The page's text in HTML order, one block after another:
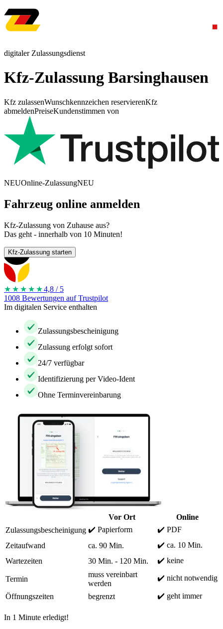
digitaler Zulassungsdienst
Kfz-Zulassung Barsinghausen
Kfz zulassenWunschkennzeichen reservierenKfz
abmeldenPreiseKundenstimmen von
NEUOnline-ZulassungNEU
Fahrzeug online anmelden
Kfz-Zulassung von Zuhause aus?
Das geht - innerhalb von 10 Minuten!
Kfz-Zulassung starten
★★★★ ★4,8 / 5
1008 Bewertungen auf Trustpilot
Im digitalen Service enthalten
Zulassungsbescheinigung
Zulassung erfolgt sofort
24/7 verfügbar
Identifizierung per Video-Ident
Ohne Terminvereinbarung
Vor Ort
Online
Zulassungsbescheinigung ✔️ Papierform
✔️ PDF
Zeitaufwand
ca. 90 Min.
✔️ ca. 10 Min.
Wartezeiten
30 Min. - 120 Min. ✔️ keine
Termin
muss vereinbart
werden
✔️ nicht notwendig
Öffnungszeiten begrenzt ✔️ geht immer
In 1 Minute erledigt!